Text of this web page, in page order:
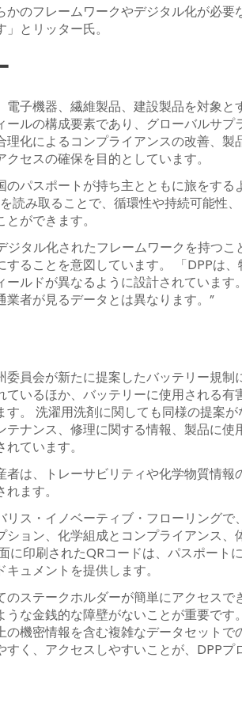
かのフレームワークやデジタル化が必
とリッター氏。
電子機器、繊維製品、建設製品を対象
ールの構成要素であり、グローバルサ
理化によるコンプライアンスの改善、
セスの確保を目的としています。
のパスポートが持ち主とともに旅をす
読み取ることで、循環性や持続可能性
ができます。
ジタル化されたフレームワークを持つ
することを意図しています。 「DPPは
ールドが異なるように設計されていま
業者が見るデータとは異なります。”
委員会が新たに提案したバッテリー規
ているほか、バッテリーに使用される
す。 洗濯用洗剤に関しても同様の提案
テナンス、修理に関する情報、製品に
ています。
者は、トレーサビリティや化学物質情
ます。
リス・イノベーティブ・フローリング
ション、化学組成とコンプライアンス
に印刷されたQRコードは、パスポート
ュメントを提供します。
のステークホルダーが簡単にアクセス
うな金銭的な障壁がないことが重要で
の機密情報を含む複雑なデータセット
すく、アクセスしやすいことが、DPP